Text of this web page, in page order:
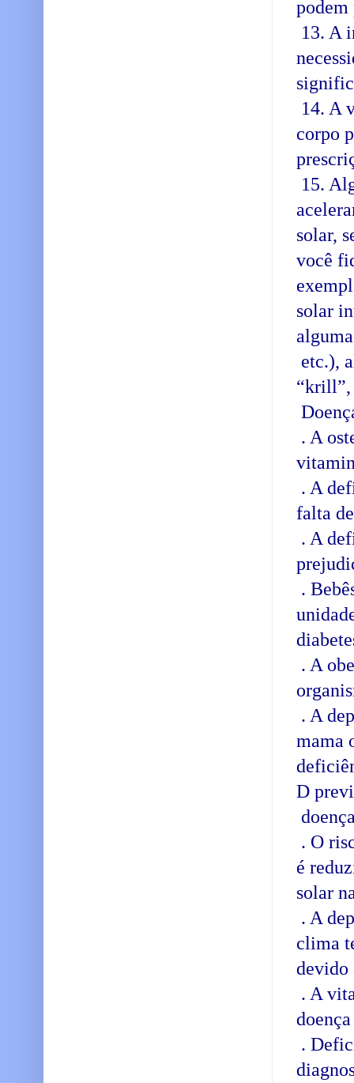
13. A
14. A
corpo
15.
solar,
você
solar
etc.),
“krill”,
. A
. A
falta
. A
.
. A
. A
mama
D
. O
é
solar
. A
clima
devido
. A
.